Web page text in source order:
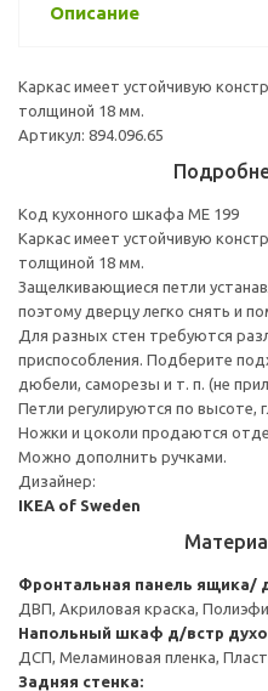
Описание
Каркас имеет устойчивую
толщиной 18 мм.
Артикул: 894.096.65
Код кухонного шкафа ME 199
Каркас имеет устойчивую
толщиной 18 мм.
Защелкивающиеся петли
поэтому дверцу легко снять и
Для разных стен требуются
приспособления. Подберите
дюбели, саморезы и т. п. (не
Петли регулируются по высоте,
Ножки и цоколи продаются
Можно дополнить ручками.
Дизайнер:
IKEA of Sweden
Фронтальная панель ящика/
ДВП, Акриловая краска,
Напольный шкаф д/встр
ДСП, Меламиновая пленка,
Задняя стенка: